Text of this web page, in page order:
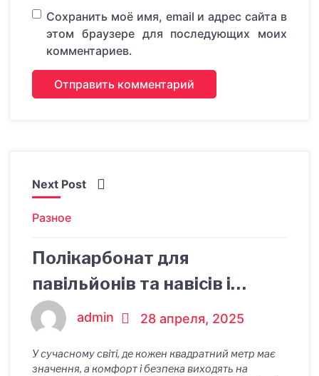
Сохранить моё имя, email и адрес сайта в
этом браузере для последующих моих
комментариев.
Next Post
Разное
Полікарбонат для
павільйонів та навісів і
моторизація накриття для
басейну: вибирайте лише
якісне обладнання
admin 28 апреля, 2025
У сучасному світі, де кожен квадратний метр має
значення, а комфорт і безпека виходять на